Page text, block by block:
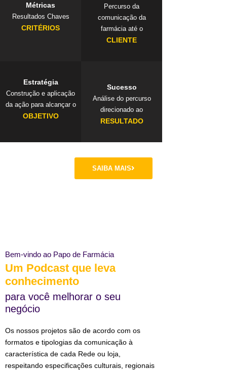
Métricas
Resultados Chaves
CRITÉRIOS
Percurso da
comunicação da
farmácia até o
CLIENTE
Estratégia
Construção e aplicação
da ação para alcançar o
OBJETIVO
Sucesso
Análise do percurso
direcionado ao
RESULTADO
SAIBA MAIS
Bem-vindo ao Papo de Farmácia
Um Podcast que leva
conhecimento
para você melhorar o seu
negócio
Os nossos projetos são de acordo com os
formatos e tipologias da comunicação à
característica de cada Rede ou loja,
respeitando especificações culturais, regionais